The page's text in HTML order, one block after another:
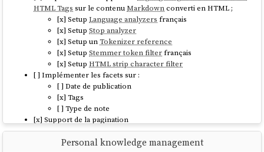
				simple_query_s
tring: {
					query:
queryString.split(' ').map(
word => {
if (word.length >= 5) { return `${word}~2`; }
else if (word.length >= 3) { return
`${word}~1`; }
else return undefined;
HTML Tags sur le contenuMarkdownconverti en HTML ;
[x] SetupLanguage analyzers français
[x] SetupStop analyzer
[x] Setup unTokenizer reference
[x] SetupStemmer token filterfrançais
[x] SetupHTML strip character filter
[ ] Implémenter les facets sur :
[ ] Date de publication
[x] Tags
[ ] Type de note
[x] Support de la pagination
[x] Effectuer des recherches basées surQuery string query
[ ] Benchmarker la vitesse de démarrage deElasticsearch
Personal knowledge management